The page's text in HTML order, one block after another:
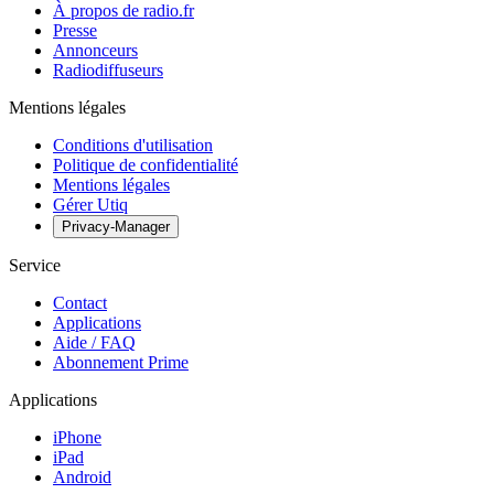
À propos de radio.fr
Presse
Annonceurs
Radiodiffuseurs
Mentions légales
Conditions d'utilisation
Politique de confidentialité
Mentions légales
Gérer Utiq
Privacy-Manager
Service
Contact
Applications
Aide / FAQ
Abonnement Prime
Applications
iPhone
iPad
Android